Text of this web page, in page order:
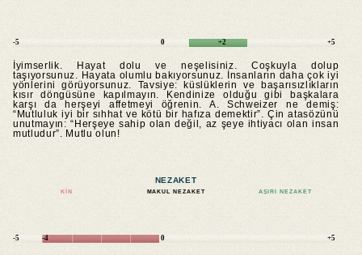
-5 0 +2 +5
İyimserlik. Hayat dolu ve neşelisiniz. Coşkuyla dolup
taşıyorsunuz. Hayata olumlu bakıyorsunuz. İnsanların daha çok iyi
yönlerini görüyorsunuz. Tavsiye: küslüklerin ve başarısızlıkların
kısır döngüsüne kapılmayın. Kendinize olduğu gibi başkalara
karşı da herşeyi affetmeyi öğrenin. A. Schweizer ne demiş:
“Mutluluk iyi bir sıhhat ve kötü bir hafıza demektir”. Çin atasözünü
unutmayın: “Herşeye sahip olan değil, az şeye ihtiyacı olan insan
mutludur”. Mutlu olun!
NEZAKET
KIN MAKUL NEZAKET AŞIRI NEZAKET
-5 -4 0 +5